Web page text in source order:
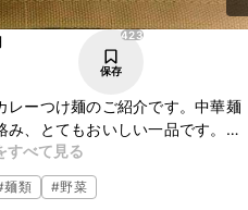
423
保存
レーつけ麺のご紹介です。中華麺
、とてもおいしい一品です。ガ
っていますよ。お好きな具材を加
すべて見る
麺類 #野菜